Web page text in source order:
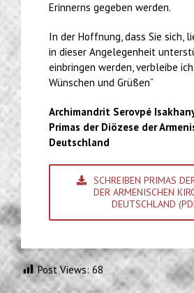
Erinnerns gegeben werden.
In der Hoffnung, dass Sie sich,
in dieser Angelegenheit
einbringen werden, verbleibe
Wünschen und Grüßen“
Archimandrit Serovpé
Primas der Diözese der
Deutschland
SCHREIBEN PRIMAS
DER ARMENISCHEN
DEUTSCHLAND
Post Views: 68